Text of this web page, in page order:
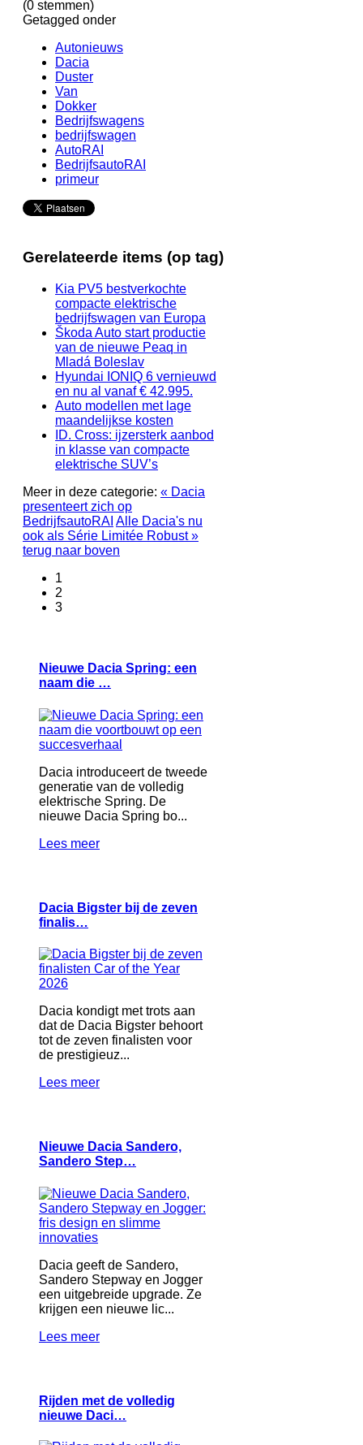
(0 stemmen)
Getagged onder
Autonieuws
Dacia
Duster
Van
Dokker
Bedrijfswagens
bedrijfswagen
AutoRAI
BedrijfsautoRAI
primeur
Gerelateerde items (op tag)
Kia PV5 bestverkochte
compacte elektrische
bedrijfswagen van Europa
Škoda Auto start productie
van de nieuwe Peaq in
Mladá Boleslav
Hyundai IONIQ 6 vernieuwd
en nu al vanaf € 42.995.
Auto modellen met lage
maandelijkse kosten
ID. Cross: ijzersterk aanbod
in klasse van compacte
elektrische SUV’s
Meer in deze categorie: « Dacia
presenteert zich op
BedrijfsautoRAI Alle Dacia's nu
ook als Série Limitée Robust »
terug naar boven
1
2
3
Nieuwe Dacia Spring: een
naam die …
Dacia introduceert de tweede
generatie van de volledig
elektrische Spring. De
nieuwe Dacia Spring bo...
Lees meer
Dacia Bigster bij de zeven
finalis…
Dacia kondigt met trots aan
dat de Dacia Bigster behoort
tot de zeven finalisten voor
de prestigieuz...
Lees meer
Nieuwe Dacia Sandero,
Sandero Step…
Dacia geeft de Sandero,
Sandero Stepway en Jogger
een uitgebreide upgrade. Ze
krijgen een nieuwe lic...
Lees meer
Rijden met de volledig
nieuwe Daci…